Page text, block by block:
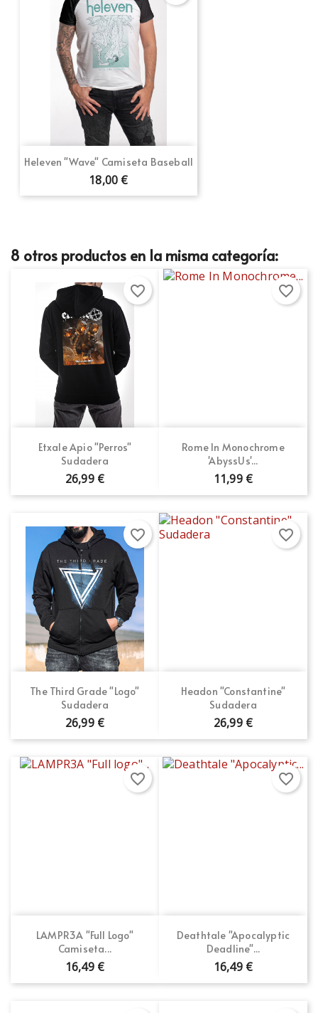
Heleven "Wave" Camiseta Baseball
18,00 €
8 otros productos en la misma categoría:
Etxale Apio "Perros"
Sudadera
26,99 €
favorite_border
Rome In Monochrome
'AbyssUs'...
11,99 €
favorite_border
The Third Grade "Logo"
Sudadera
26,99 €
favorite_border
Headon "Constantine"
Sudadera
26,99 €
favorite_border
LAMPR3A "Full Logo"
Camiseta...
16,49 €
favorite_border
Deathtale "Apocalyptic
Deadline"...
16,49 €
favorite_border